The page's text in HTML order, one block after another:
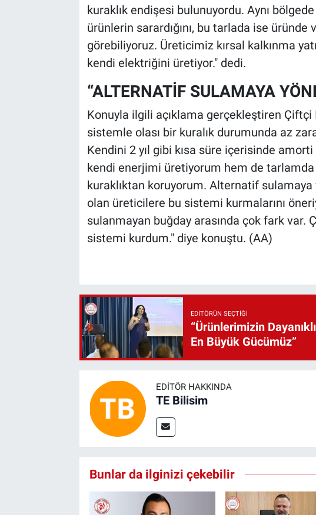
kuraklık endişesi bulunuyordu. Aynı
ürünlerin sarardığını, bu tarlada ise üründe
görebiliyoruz. Üreticimiz kırsal kalkınma
kendi elektriğini üretiyor." dedi.
“ALTERNATİF SULAMAYA
Konuyla ilgili açıklama gerçekleştiren
sistemle olası bir kuralık durumunda az
Kendini 2 yıl gibi kısa süre içerisinde
kendi enerjimi üretiyorum hem de
kuraklıktan koruyorum. Alternatif
olan üreticilere bu sistemi kurmalarını
sulanmayan buğday arasında çok fark var.
sistemi kurdum." diye konuştu. (AA)
EDITÖRÜN SEÇTIĞI
“Ürünlerimizin
En Büyük Gücümüz”
EDITÖR HAKKINDA
TE Bilisim
Bunlar da ilginizi çekebilir